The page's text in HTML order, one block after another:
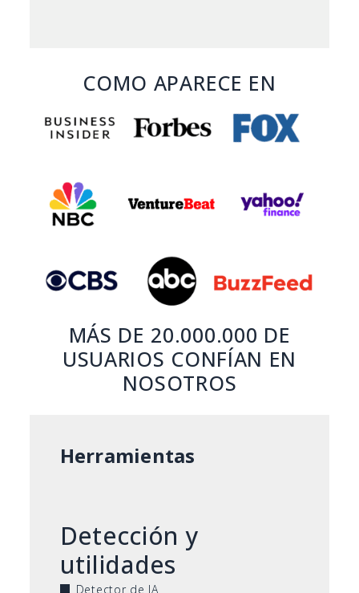
COMO APARECE EN
MÁS DE 20.000.000 DE
USUARIOS CONFÍAN EN
NOSOTROS
Herramientas
Detección y
utilidades
Detector de IA